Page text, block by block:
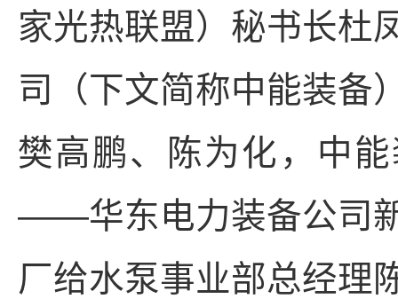
家光热联盟）秘书长杜
司（下文简称中能装备
樊高鹏、陈为化，中
——华东电力装备公司
厂给水泵事业部总经理